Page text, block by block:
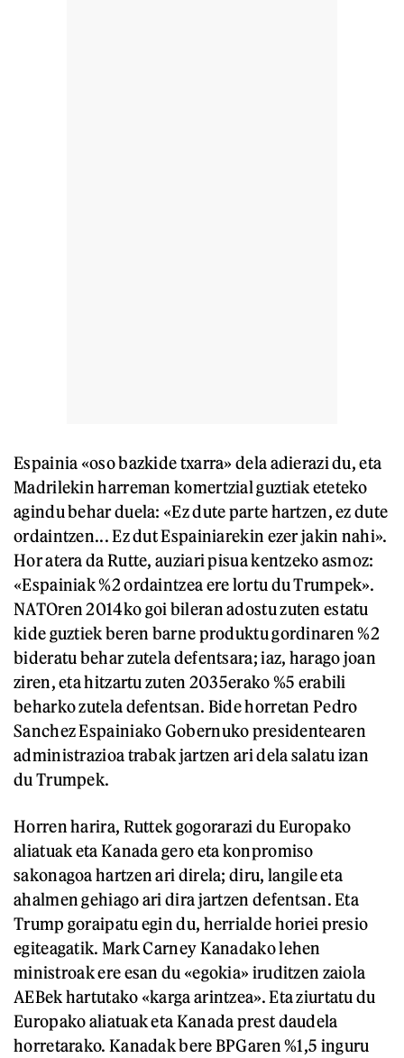
Espainia «oso bazkide txarra» dela adierazi du, eta
Madrilekin harreman komertzial guztiak eteteko
agindu behar duela: «Ez dute parte hartzen, ez dute
ordaintzen... Ez dut Espainiarekin ezer jakin nahi».
Hor atera da Rutte, auziari pisua kentzeko asmoz:
«Espainiak %2 ordaintzea ere lortu du Trumpek».
NATOren 2014ko goi bileran adostu zuten estatu
kide guztiek beren barne produktu gordinaren %2
bideratu behar zutela defentsara; iaz, harago joan
ziren, eta hitzartu zuten 2035erako %5 erabili
beharko zutela defentsan. Bide horretan Pedro
Sanchez Espainiako Gobernuko presidentearen
administrazioa trabak jartzen ari dela salatu izan
du Trumpek.
Horren harira, Ruttek gogorarazi du Europako
aliatuak eta Kanada gero eta konpromiso
sakonagoa hartzen ari direla; diru, langile eta
ahalmen gehiago ari dira jartzen defentsan. Eta
Trump goraipatu egin du, herrialde horiei presio
egiteagatik. Mark Carney Kanadako lehen
ministroak ere esan du «egokia» iruditzen zaiola
AEBek hartutako «karga arintzea». Eta ziurtatu du
Europako aliatuak eta Kanada prest daudela
horretarako. Kanadak bere BPGaren %1,5 inguru